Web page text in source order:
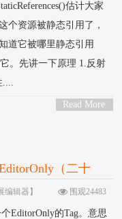
估计大家
个资源被静态引用了，
道它被哪里静态引用
。先讲一下原理 1.反射
....
Read More
（二十
编辑器】
围观24483
EditorOnly的Tag。意思